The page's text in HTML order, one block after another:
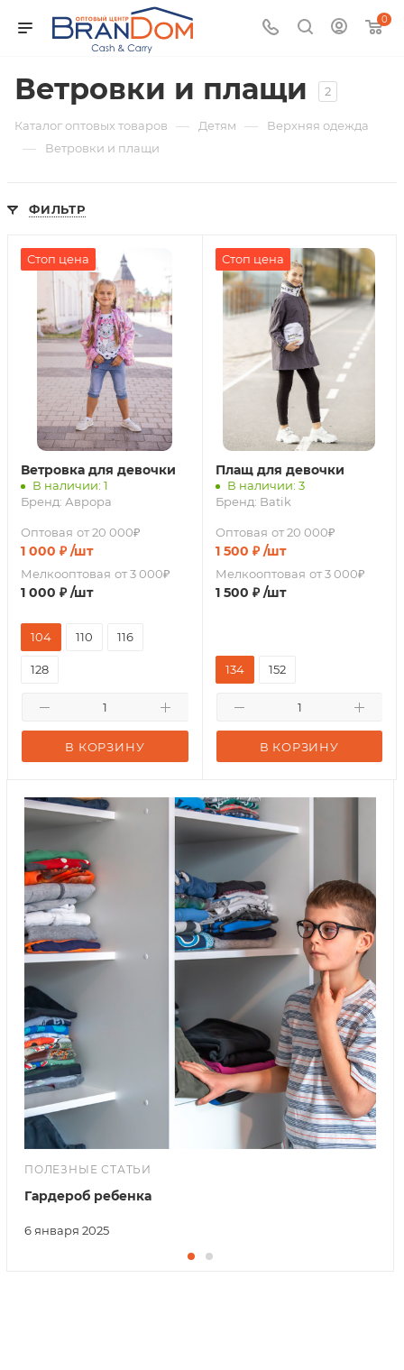
0
Ветровки и плащи 2
Каталог оптовых товаров — Детям — Верхняя одежда
— Ветровки и плащи
ФИЛЬТР
Стоп цена
Ветровка для девочки
В наличии: 1
Бренд: Аврора
Оптовая от 20 000₽
1 000 ₽ /шт
Мелкооптовая от 3 000₽
1 000 ₽ /шт
В КОРЗИНУ
104 110 116
128
Стоп цена
Плащ для девочки
В наличии: 3
Бренд: Batik
Оптовая от 20 000₽
1 500 ₽ /шт
Мелкооптовая от 3 000₽
1 500 ₽ /шт
В КОРЗИНУ
134 152
ПОЛЕЗНЫЕ СТАТЬИ
6 января 2025
Гардероб ребенка